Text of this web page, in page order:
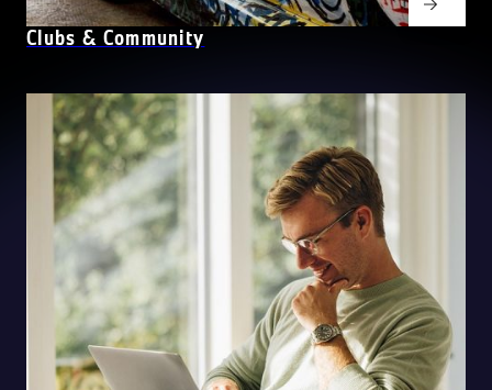
Clubs & Community